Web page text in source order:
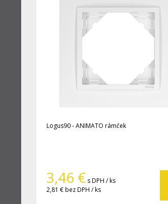
Logus90 - ANIMATO rámček
3,46 € s DPH / ks
2,81 €bez DPH / ks